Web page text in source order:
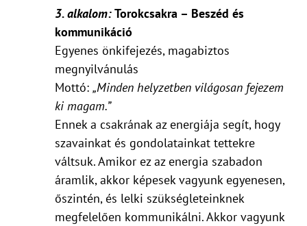
3. alkalom:Torokcsakra – Beszéd és
kommunikáció
Egyenes önkifejezés, magabiztos
megnyilvánulás
Mottó: „Minden helyzetben világosan fejezem
ki magam.”
Ennek a csakrának az energiája segít, hogy
szavainkat és gondolatainkat tettekre
váltsuk. Amikor ez az energia szabadon
áramlik, akkor képesek vagyunk egyenesen,
őszintén, és lelki szükségleteinknek
megfelelően kommunikálni. Akkor vagyunk